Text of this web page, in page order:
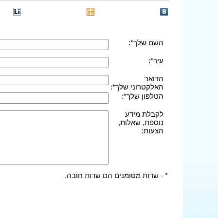
השם שלך*:
עיר*:
הדואר
האלקטרוני שלך*:
הטלפון שלך*:
לקבלת מידע
נוספת, שאלות,
הצעות:
* - שדות מסומנים הם שדות חובה.